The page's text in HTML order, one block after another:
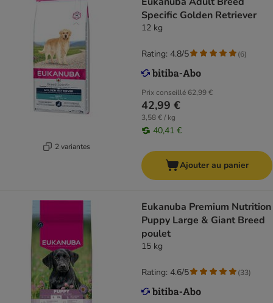
2 variantes
Specific Golden Retriever
12 kg
Prix conseillé 62,99 €
42,99 €
3,58 € / kg
40,41 €
Rating: 4.8/5 (6)
Ajouter au panier
Eukanuba Premium Nutrition
Puppy Large & Giant Breed
poulet
15 kg
Rating: 4.6/5 (33)